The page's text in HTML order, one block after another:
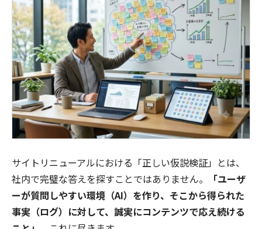
サイトリニューアルにおける「正しい仮説検証」とは、
社内で完璧な答えを探すことではありません。
「ユーザ
ーが質問しやすい環境（AI）を作り、そこから得られた
事実（ログ）に対して、誠実にコンテンツで応え続ける